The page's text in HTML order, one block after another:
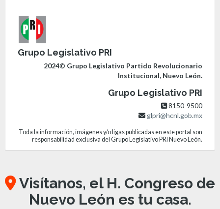
Grupo Legislativo PRI
2024© Grupo Legislativo Partido Revolucionario
Institucional, Nuevo León.
Grupo Legislativo PRI
8150-9500
glpri@hcnl.gob.mx
Toda la información, imágenes y/o ligas publicadas en este portal son
responsabilidad exclusiva del Grupo Legislativo PRI Nuevo León.
Visítanos, el H. Congreso de
Nuevo León es tu casa.